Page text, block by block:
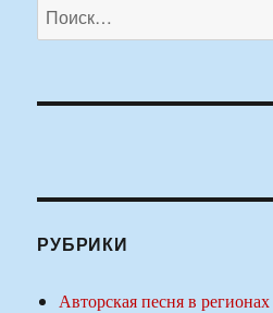
Искать:
РУБРИКИ
Авторская песня в регионах